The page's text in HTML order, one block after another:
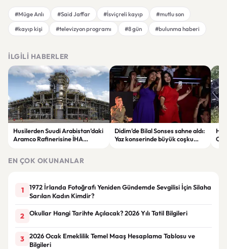
#Müge Anlı #Said Jaffar #İsviçreli kayıp
#mutlu son
#kayıp kişi
#televizyon programı #8 gün #bulunma haberi
İLGILI HABERLER
Husilerden Suudi Arabistan’daki
Aramco Rafinerisine İHA
Didim’de Bilal Sonses sahne aldı:
Yaz konserinde büyük coşku
EN ÇOK OKUNANLAR
1
1972 İrlanda Fotoğrafı Yeniden Gündemde Sevgilisi İçin Silaha
Sarılan Kadın Kimdir?
2 Okullar Hangi Tarihte Açılacak? 2026 Yılı Tatil Bilgileri
3
2026 Ocak Emeklilik Temel Maaş Hesaplama Tablosu ve
Bilgileri